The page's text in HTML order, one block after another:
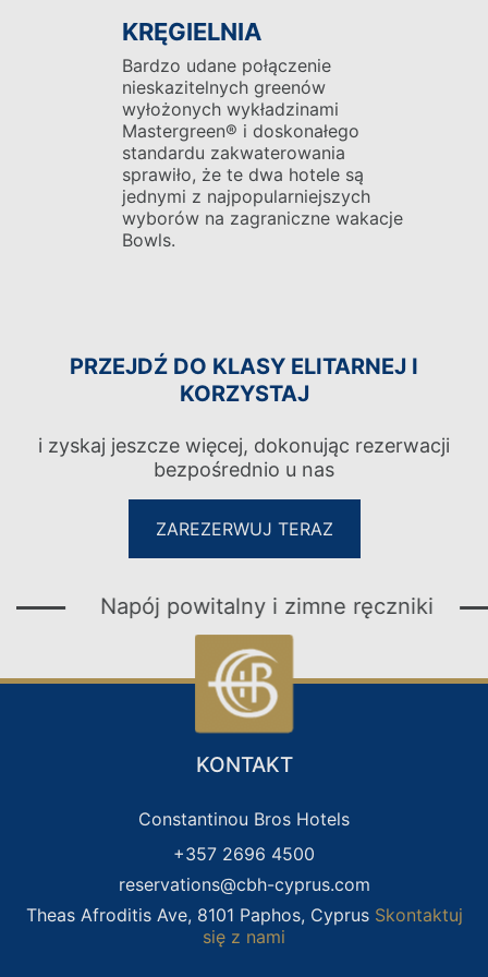
IDEALNY DLA
KRĘGIELNIA
Bardzo udane połączenie
nieskazitelnych greenów
wyłożonych wykładzinami
Mastergreen® i doskonałego
standardu zakwaterowania
sprawiło, że te dwa hotele są
jednymi z najpopularniejszych
wyborów na zagraniczne wakacje
Bowls.
PRZEJDŹ DO KLASY ELITARNEJ I
KORZYSTAJ
i zyskaj jeszcze więcej, dokonując rezerwacji
bezpośrednio u nas
ZAREZERWUJ TERAZ
Napój powitalny i zimne ręczniki
KONTAKT
Constantinou Bros Hotels
+357 2696 4500
reservations@cbh-cyprus.com
Theas Afroditis Ave, 8101 Paphos, Cyprus Skontaktuj
się z nami